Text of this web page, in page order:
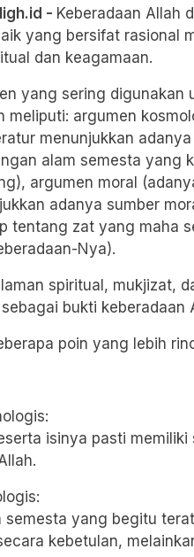
- Keberadaan Allah
yang bersifat rasional
dan keagamaan.
yang sering digunakan
meliputi: argumen
menunjukkan
alam semesta yang
argumen moral
adanya sumber
tentang zat yang maha
Nya).
spiritual, mukjizat,
bukti keberadaan
poin yang lebih
isinya pasti memiliki
semesta yang begitu
kebetulan,